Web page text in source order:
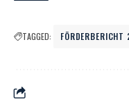
TAGGED: